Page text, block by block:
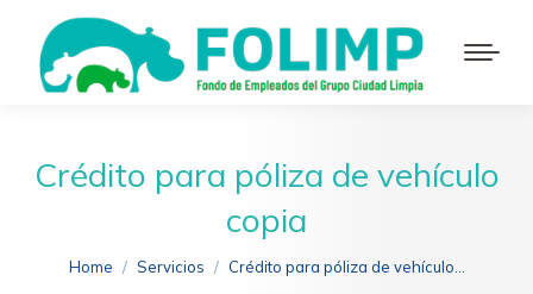
Crédito para póliza de vehículo
copia
You are here:
Home Servicios Crédito para póliza de vehículo…